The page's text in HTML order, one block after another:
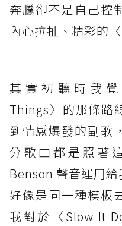
奔騰卻不是自己控
內心拉扯、精彩的
其實初聽時我
Things〉的那條路
到情感爆發的副歌
分歌曲都是照著
Benson 聲音運用
好像是同一種模板
我對於〈Slow It